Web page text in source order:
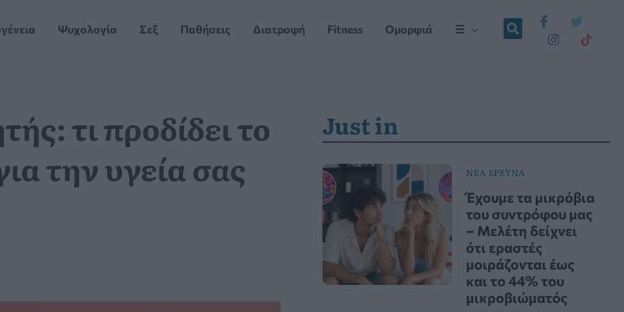
Ψυχολογία Σεξ Παθήσεις Διατροφή Fitness Ομορφιά ☰
τι προδίδει το
την υγεία σας
Just in
ΝΕΑ ΕΡΕΥΝΑ
Έχουμε τα μικρόβια
του συντρόφου μας
– Μελέτη δείχνει
ότι εραστές
μοιράζονται έως
και το 44% του
μικροβιώματός